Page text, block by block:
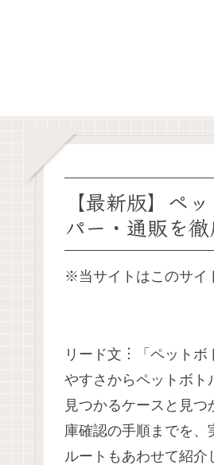
【最新版】ペ
パー・通販を
※当サイトはこのサイ
リード文︙「ペット
やすさからペットボト
見つかるケースと見
庫確認の手順までを、
ルートもあわせて紹介